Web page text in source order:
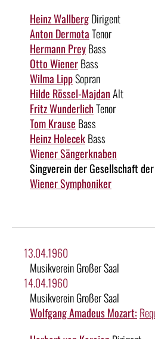
Heinz WallbergDirigent
Anton DermotaTenor
Hermann PreyBass
Otto WienerBass
Wilma LippSopran
Hilde Rössel-MajdanAlt
Fritz WunderlichTenor
Tom Krause Bass
Heinz HolecekBass
Wiener Sängerknaben
Singverein der Gesellschaft
Wiener Symphoniker
13.04.1960
Musikverein Großer Saal
14.04.1960
Musikverein Großer Saal
Wolfgang Amadeus Mozart: